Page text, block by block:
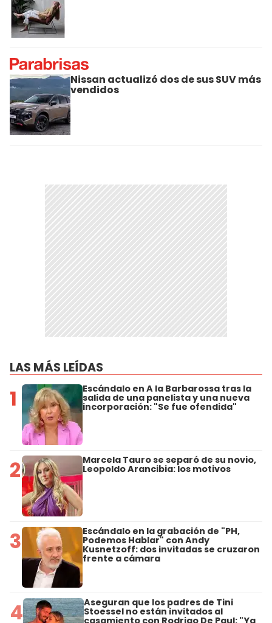
Nissan actualizó dos de sus SUV más
vendidos
LAS MÁS LEÍDAS
1 Escándalo en A la Barbarossa tras la
salida de una panelista y una nueva
incorporación: "Se fue ofendida"
2 Marcela Tauro se separó de su novio,
Leopoldo Arancibia: los motivos
3 Escándalo en la grabación de "PH,
Podemos Hablar" con Andy
Kusnetzoff: dos invitadas se cruzaron
frente a cámara
4 Aseguran que los padres de Tini
Stoessel no están invitados al
casamiento con Rodrigo De Paul: "Ya